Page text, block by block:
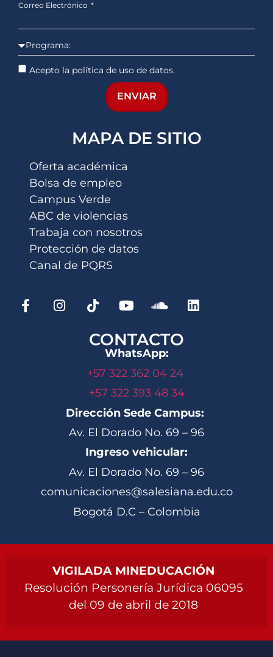
Correo Electrónico
Acepto la política de uso de datos.
ENVIAR
MAPA DE SITIO
Oferta académica
Bolsa de empleo
Campus Verde
ABC de violencias
Trabaja con nosotros
Protección de datos
Canal de PQRS
CONTACTO
WhatsApp:
+57 322 362 04 24
+57 322 393 48 34
Dirección Sede Campus:
Av. El Dorado No. 69 – 96
Ingreso vehicular:
Av. El Dorado No. 69 – 96
comunicaciones@salesiana.edu.co
Bogotá D.C – Colombia
VIGILADA MINEDUCACIÓN
Resolución Personería Jurídica 06095
del 09 de abril de 2018